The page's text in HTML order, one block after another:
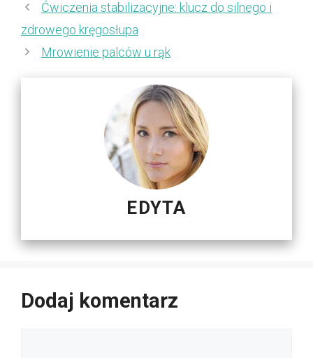
Ćwiczenia stabilizacyjne: klucz do silnego i
zdrowego kręgosłupa
Mrowienie palców u rąk
EDYTA
Dodaj komentarz